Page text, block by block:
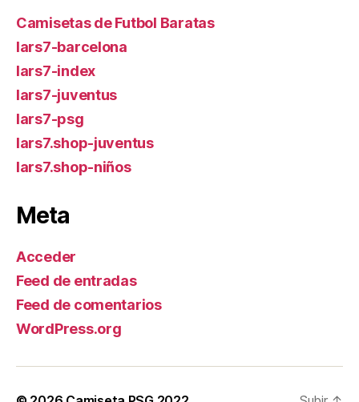
Camisetas de Futbol Baratas
lars7-barcelona
lars7-index
lars7-juventus
lars7-psg
lars7.shop-juventus
lars7.shop-niños
Meta
Acceder
Feed de entradas
Feed de comentarios
WordPress.org